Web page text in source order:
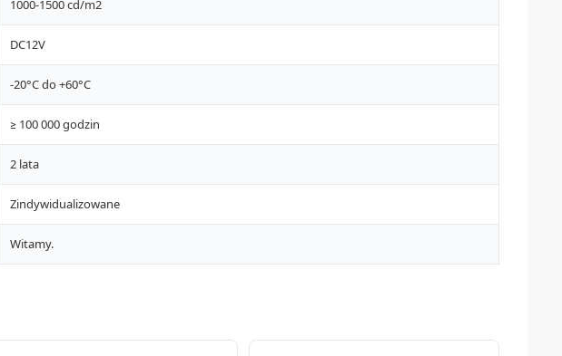
1000-1500 cd/m2
DC12V
-20°C do +60°C
≥ 100 000 godzin
2 lata
Zindywidualizowane
Witamy.